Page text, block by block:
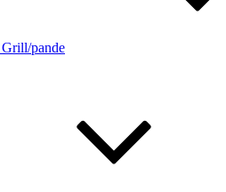
pande